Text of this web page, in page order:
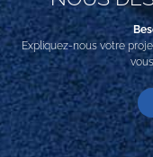
Expliquez-nous votre